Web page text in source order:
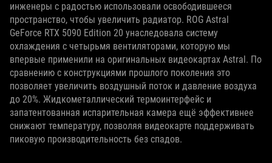
инженеры с радостью использовали освободившееся
пространство, чтобы увеличить радиатор. ROG Astral
GeForce RTX 5090 Edition 20 унаследовала систему
охлаждения с четырьмя вентиляторами, которую мы
впервые применили на оригинальных видеокартах Astral. По
сравнению с конструкциями прошлого поколения это
позволяет увеличить воздушный поток и давление воздуха
до 20%. Жидкометаллический термоинтерфейс и
запатентованная испарительная камера ещё эффективнее
снижают температуру, позволяя видеокарте поддерживать
пиковую производительность без спадов.